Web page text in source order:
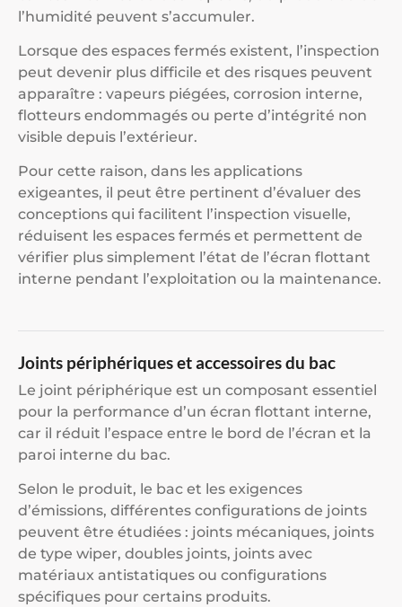
l’humidité peuvent s’accumuler.
Lorsque des espaces fermés existent, l’inspection
peut devenir plus difficile et des risques peuvent
apparaître : vapeurs piégées, corrosion interne,
flotteurs endommagés ou perte d’intégrité non
visible depuis l’extérieur.
Pour cette raison, dans les applications
exigeantes, il peut être pertinent d’évaluer des
conceptions qui facilitent l’inspection visuelle,
réduisent les espaces fermés et permettent de
vérifier plus simplement l’état de l’écran flottant
interne pendant l’exploitation ou la maintenance.
Joints périphériques et accessoires du bac
Le joint périphérique est un composant essentiel
pour la performance d’un écran flottant interne,
car il réduit l’espace entre le bord de l’écran et la
paroi interne du bac.
Selon le produit, le bac et les exigences
d’émissions, différentes configurations de joints
peuvent être étudiées : joints mécaniques, joints
de type wiper, doubles joints, joints avec
matériaux antistatiques ou configurations
spécifiques pour certains produits.